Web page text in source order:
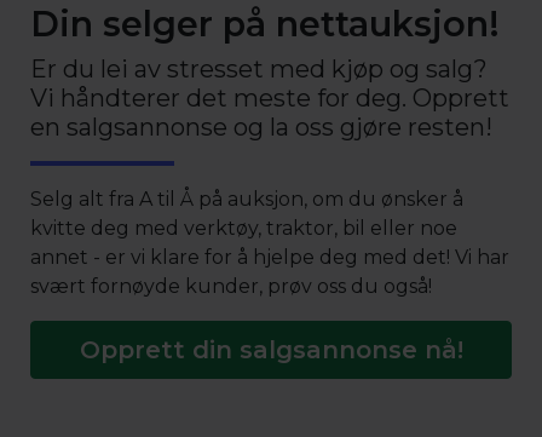
Din selger på nettauksjon!
Er du lei av stresset med kjøp og salg?
Vi håndterer det meste for deg. Opprett
en salgsannonse og la oss gjøre resten!
Selg alt fra A til Å på auksjon, om du ønsker å
kvitte deg med verktøy, traktor, bil eller noe
annet - er vi klare for å hjelpe deg med det! Vi har
svært fornøyde kunder, prøv oss du også!
Opprett din salgsannonse nå!